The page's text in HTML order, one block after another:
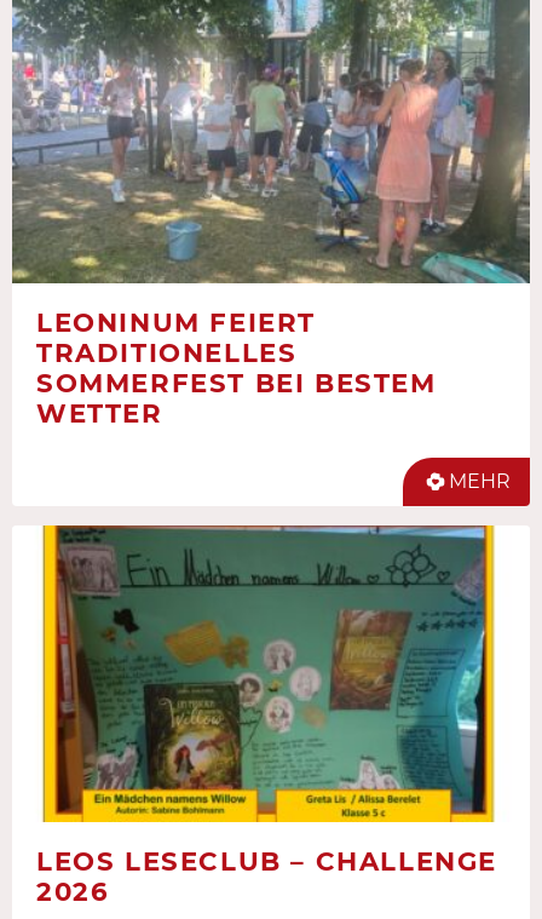
LEONINUM FEIERT
TRADITIONELLES
SOMMERFEST BEI BESTEM
WETTER
MEHR
LEOS LESECLUB – CHALLENGE
2026